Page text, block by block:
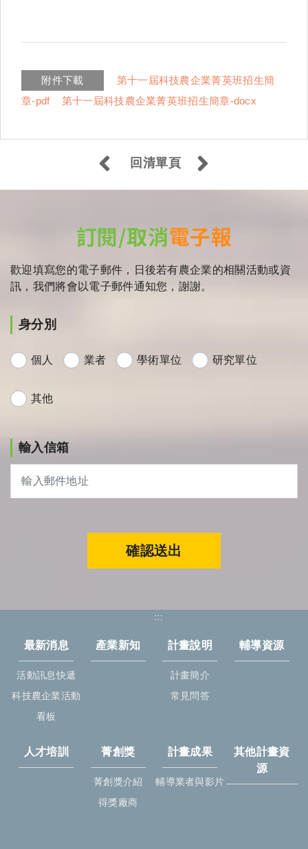
附件下載
第十一屆科技農企業菁英班招生簡
章-pdf
第十一屆科技農企業菁英班招生簡章-docx
回清單頁
訂閱/取消電子報
歡迎填寫您的電子郵件，日後若有農企業的相關活動或資
訊，我們將會以電子郵件通知您，謝謝。
身分別
個人 業者 學術單位 研究單位
其他
輸入信箱
確認送出
:::
最新消息
活動訊息快遞
科技農企業活動
看板
產業新知 計畫說明
計畫簡介
常見問答
輔導資源
人才培訓 菁創獎
菁創獎介紹
得獎廠商
計畫成果
輔導業者與影片
其他計畫資
源